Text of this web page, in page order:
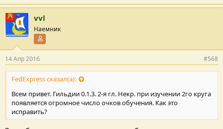
vvl
Наемник
14 Апр 2016 #568
FedExpress сказал(а):
Всем привет. Гильдии 0.1.3. 2-я гл. Некр. при изучении 2го круга
появляется огромное число очков обучения. Как это
исправить?